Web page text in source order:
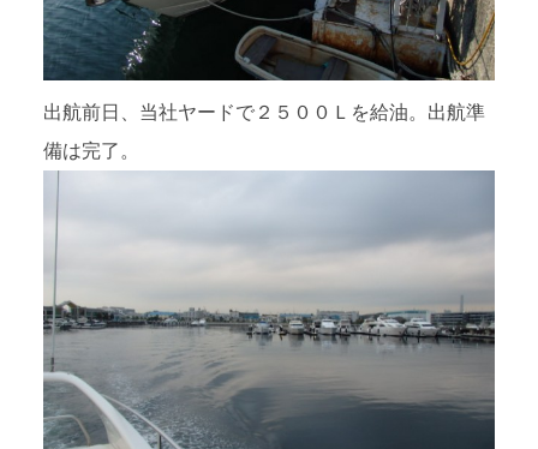
出航前日、当社ヤードで２５００Ｌを給油。出航準
備は完了。